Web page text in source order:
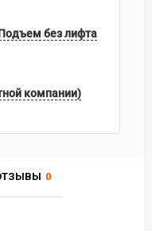
0
без лифта
компании)